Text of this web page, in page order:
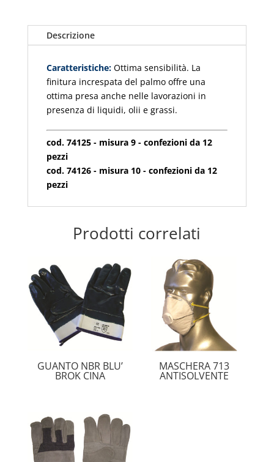
Descrizione
Caratteristiche: Ottima sensibilità. La
finitura increspata del palmo offre una
ottima presa anche nelle lavorazioni in
presenza di liquidi, olii e grassi.
cod. 74125 - misura 9 - confezioni da 12
pezzi
cod. 74126 - misura 10 - confezioni da 12
pezzi
Prodotti correlati
GUANTO NBR BLU’
BROK CINA
MASCHERA 713
ANTISOLVENTE